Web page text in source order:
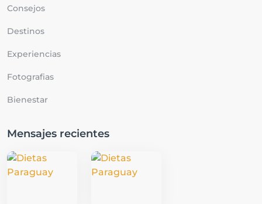
Consejos
Destinos
Experiencias
Fotografias
Bienestar
Mensajes recientes